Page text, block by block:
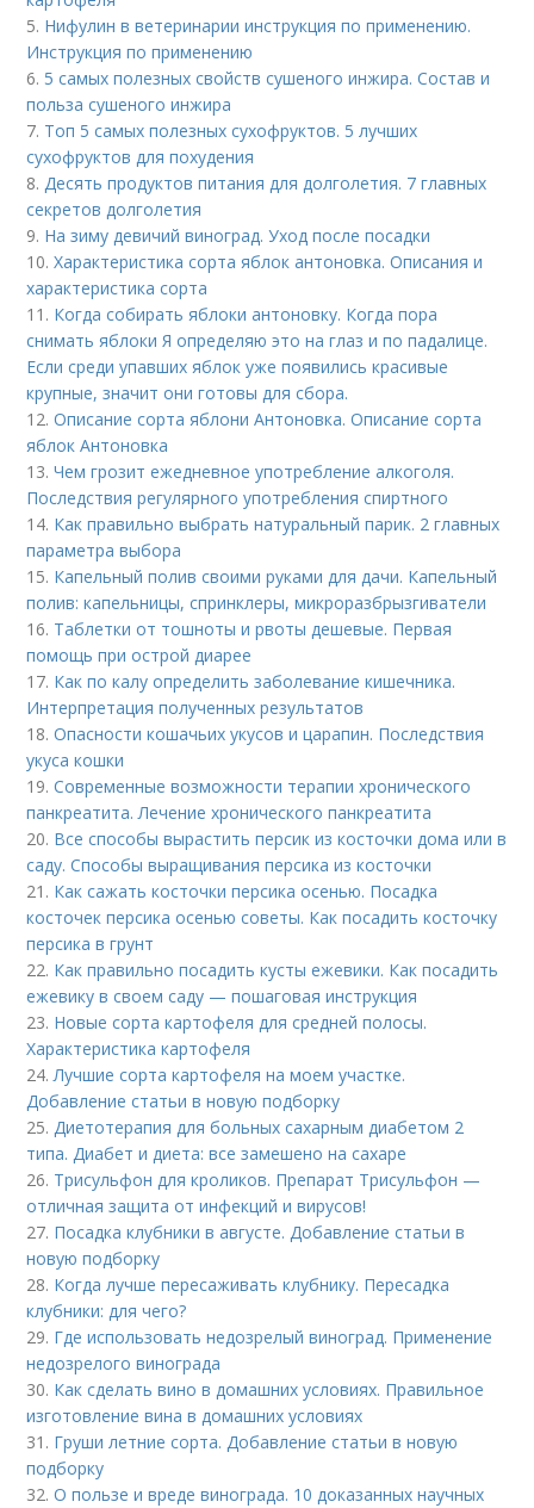
5. Нифулин в ветеринарии инструкция по применению.
Инструкция по применению
6. 5 самых полезных свойств сушеного инжира. Состав и
польза сушеного инжира
7. Топ 5 самых полезных сухофруктов. 5 лучших
сухофруктов для похудения
8.Десять продуктов питания для долголетия. 7 главных
секретов долголетия
9. На зиму девичий виноград. Уход после посадки
10.Характеристика сорта яблок антоновка. Описания и
характеристика сорта
11. Когда собирать яблоки антоновку. Когда пора
снимать яблоки Я определяю это на глаз и по падалице.
Если среди упавших яблок уже появились красивые
крупные, значит они готовы для сбора.
12.Описание сорта яблони Антоновка. Описание сорта
яблок Антоновка
13.Чем грозит ежедневное употребление алкоголя.
Последствия регулярного употребления спиртного
14. Как правильно выбрать натуральный парик. 2 главных
параметра выбора
15. Капельный полив своими руками для дачи. Капельный
полив: капельницы, спринклеры, микроразбрызгиватели
16. Таблетки от тошноты и рвоты дешевые. Первая
помощь при острой диарее
17. Как по калу определить заболевание кишечника.
Интерпретация полученных результатов
18.Опасности кошачьих укусов и царапин. Последствия
укуса кошки
19.Современные возможности терапии хронического
панкреатита. Лечение хронического панкреатита
20. Все способы вырастить персик из косточки дома или в
саду. Способы выращивания персика из косточки
21. Как сажать косточки персика осенью. Посадка
косточек персика осенью советы. Как посадить косточку
персика в грунт
22. Как правильно посадить кусты ежевики. Как посадить
ежевику в своем саду — пошаговая инструкция
23. Новые сорта картофеля для средней полосы.
Характеристика картофеля
24.Лучшие сорта картофеля на моем участке.
Добавление статьи в новую подборку
25.Диетотерапия для больных сахарным диабетом 2
типа. Диабет и диета: все замешено на сахаре
26. Трисульфон для кроликов. Препарат Трисульфон —
отличная защита от инфекций и вирусов!
27. Посадка клубники в августе. Добавление статьи в
новую подборку
28. Когда лучше пересаживать клубнику. Пересадка
клубники: для чего?
29. Где использовать недозрелый виноград. Применение
недозрелого винограда
30. Как сделать вино в домашних условиях. Правильное
изготовление вина в домашних условиях
31. Груши летние сорта. Добавление статьи в новую
подборку
32.О пользе и вреде винограда. 10 доказанных научных